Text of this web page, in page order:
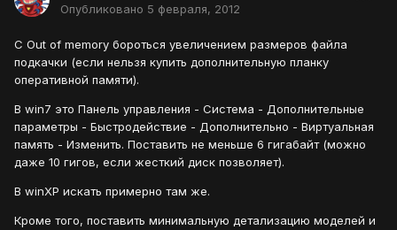
Опубликовано 5 февраля, 2012
C Out of memory бороться увеличением размеров файла
подкачки (если нельзя купить дополнительную планку
оперативной памяти).
В win7 это Панель управления - Система - Дополнительные
параметры - Быстродействие - Дополнительно - Виртуальная
память - Изменить. Поставить не меньше 6 гигабайт (можно
даже 10 гигов, если жесткий диск позволяет).
В winXP искать примерно там же.
Кроме того, поставить минимальную детализацию моделей и